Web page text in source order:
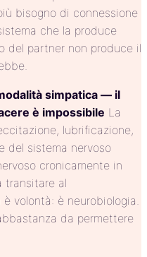
bisogno di connessione
che la produce
del partner non produce il
simpatica — il
è impossibile La
lubrificazione,
del sistema nervoso
cronicamente in
transitare al
volontà: è neurobiologia.
da permettere